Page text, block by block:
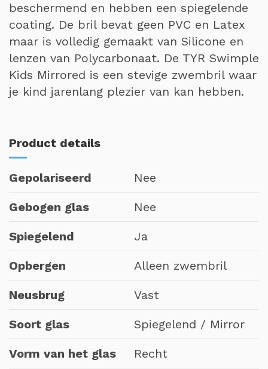
beschermend en hebben een spiegelende
coating. De bril bevat geen PVC en Latex
maar is volledig gemaakt van Silicone en
lenzen van Polycarbonaat. De TYR Swimple
Kids Mirrored is een stevige zwembril waar
je kind jarenlang plezier van kan hebben.
Product details
Gepolariseerd Nee
Gebogen glas Nee
Spiegelend Ja
Opbergen Alleen zwembril
Neusbrug Vast
Soort glas Spiegelend / Mirror
Vorm van het glas Recht